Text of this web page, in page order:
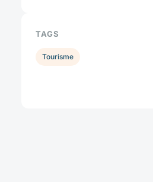
TAGS
Tourisme